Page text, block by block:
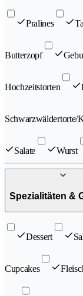
Pralines
Butterzopf
Hochzeitstorten
Schwarzwäldertorte/
Salate Wurst
Spezialitäten &
Dessert
Cupcakes